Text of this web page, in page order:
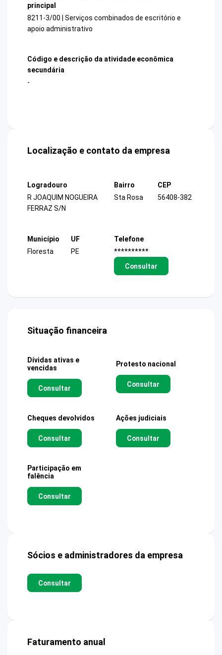
principal
8211-3/00 | Serviços combinados de escritório e
apoio administrativo
Código e descrição da atividade econômica
secundária
-
Localização e contato da empresa
Logradouro
R JOAQUIM NOGUEIRA
FERRAZ S/N
Bairro
Sta Rosa
CEP
56408-382
Município
Floresta
UF
PE
Telefone
**********
Consultar
Situação financeira
Dívidas ativas e
vencidas
Consultar
Protesto nacional
Consultar
Cheques devolvidos
Consultar
Ações judiciais
Consultar
Participação em
falência
Consultar
Sócios e administradores da empresa
Consultar
Faturamento anual